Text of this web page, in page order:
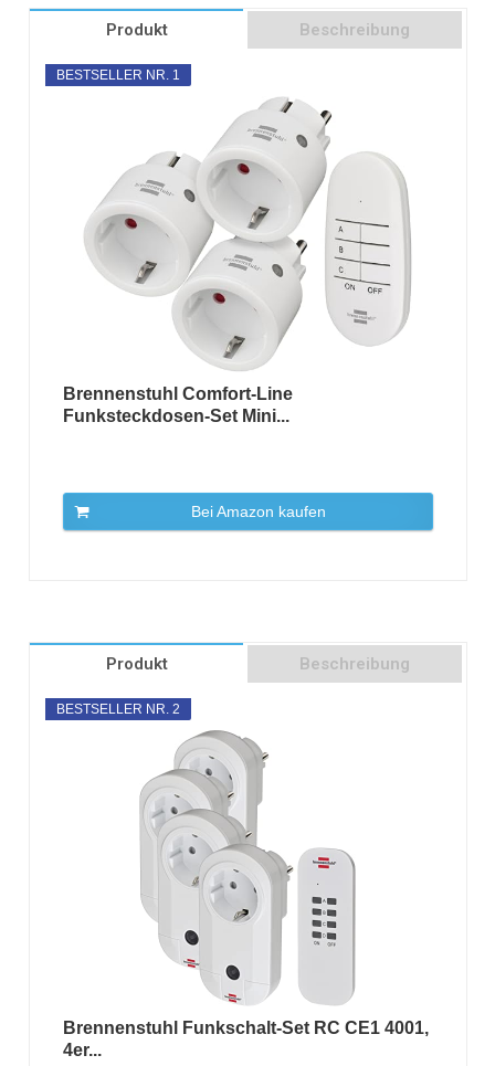
Produkt Beschreibung
BESTSELLER NR. 1
Brennenstuhl Comfort-Line
Funksteckdosen-Set Mini...
Bei Amazon kaufen
Produkt Beschreibung
BESTSELLER NR. 2
Brennenstuhl Funkschalt-Set RC CE1 4001,
4er...